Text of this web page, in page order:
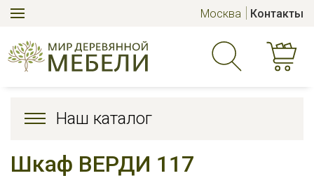
Москва Контакты
Наш каталог
Шкаф ВЕРДИ 117